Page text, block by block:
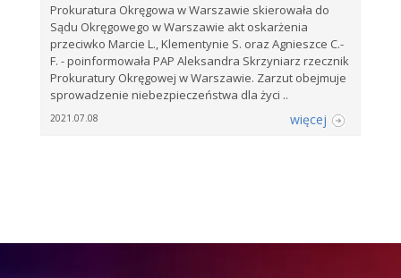
Prokuratura Okręgowa w Warszawie skierowała do
Sądu Okręgowego w Warszawie akt oskarżenia
przeciwko Marcie L., Klementynie S. oraz Agnieszce C.-
F. - poinformowała PAP Aleksandra Skrzyniarz rzecznik
Prokuratury Okręgowej w Warszawie. Zarzut obejmuje
sprowadzenie niebezpieczeństwa dla życi ..
2021.07.08 więcej